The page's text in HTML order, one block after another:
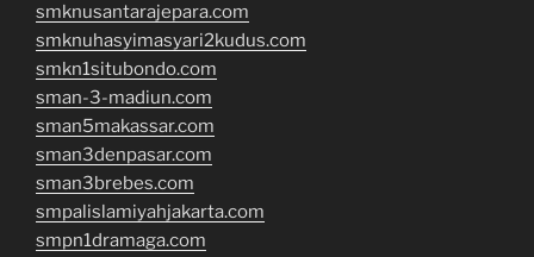
smknusantarajepara.com
smknuhasyimasyari2kudus.com
smkn1situbondo.com
sman-3-madiun.com
sman5makassar.com
sman3denpasar.com
sman3brebes.com
smpalislamiyahjakarta.com
smpn1dramaga.com